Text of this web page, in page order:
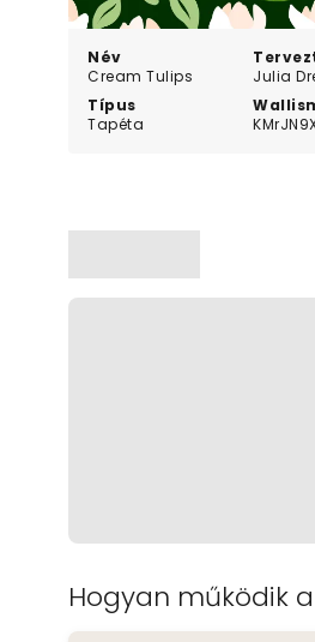
Név
Cream Tulips
Julia
Típus
Tapéta
Hogyan működik